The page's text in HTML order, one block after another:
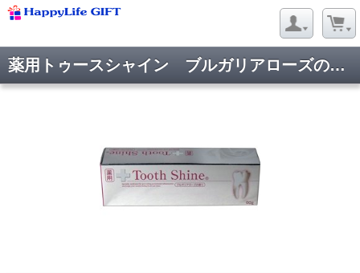
薬用トゥースシャイン ブルガリアローズの香り 60g